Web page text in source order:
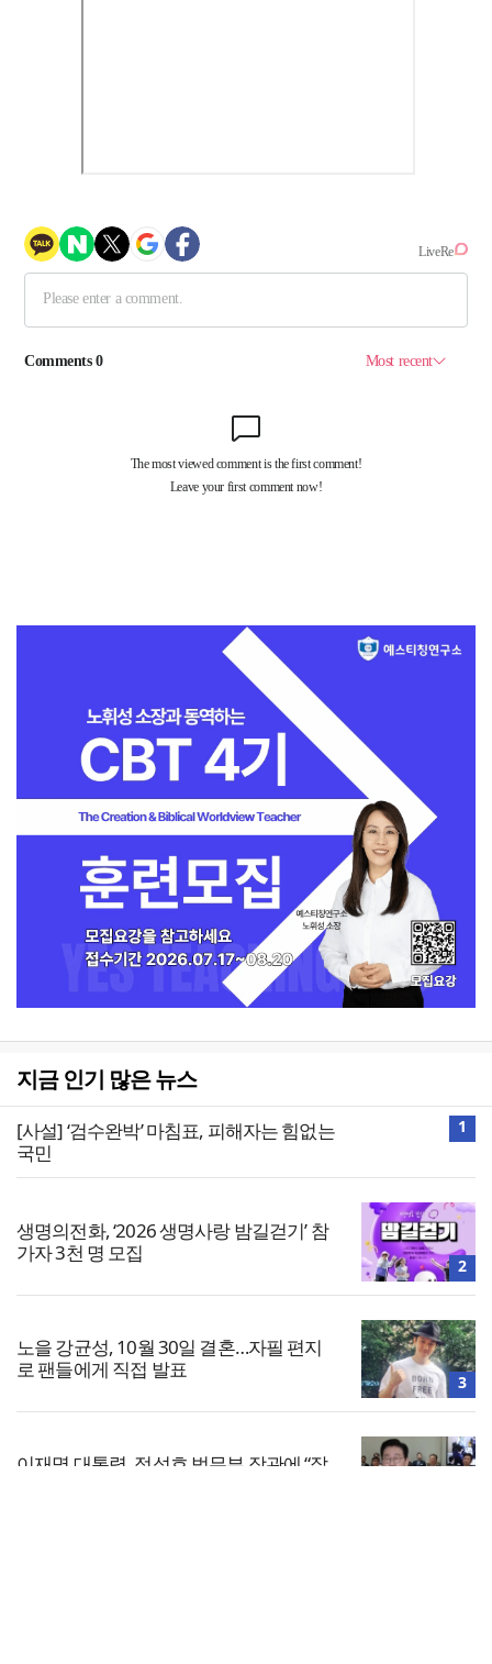
지금 인기 많은 뉴스
[사설] ‘검수완박’ 마침표, 피해자는 힘없는
국민
1
생명의전화, ‘2026 생명사랑 밤길걷기’ 참
가자 3천 명 모집
2
노을 강균성, 10월 30일 결혼…자필 편지
로 팬들에게 직접 발표
3
이재명 대통령, 정성호 법무부 장관에 “잘